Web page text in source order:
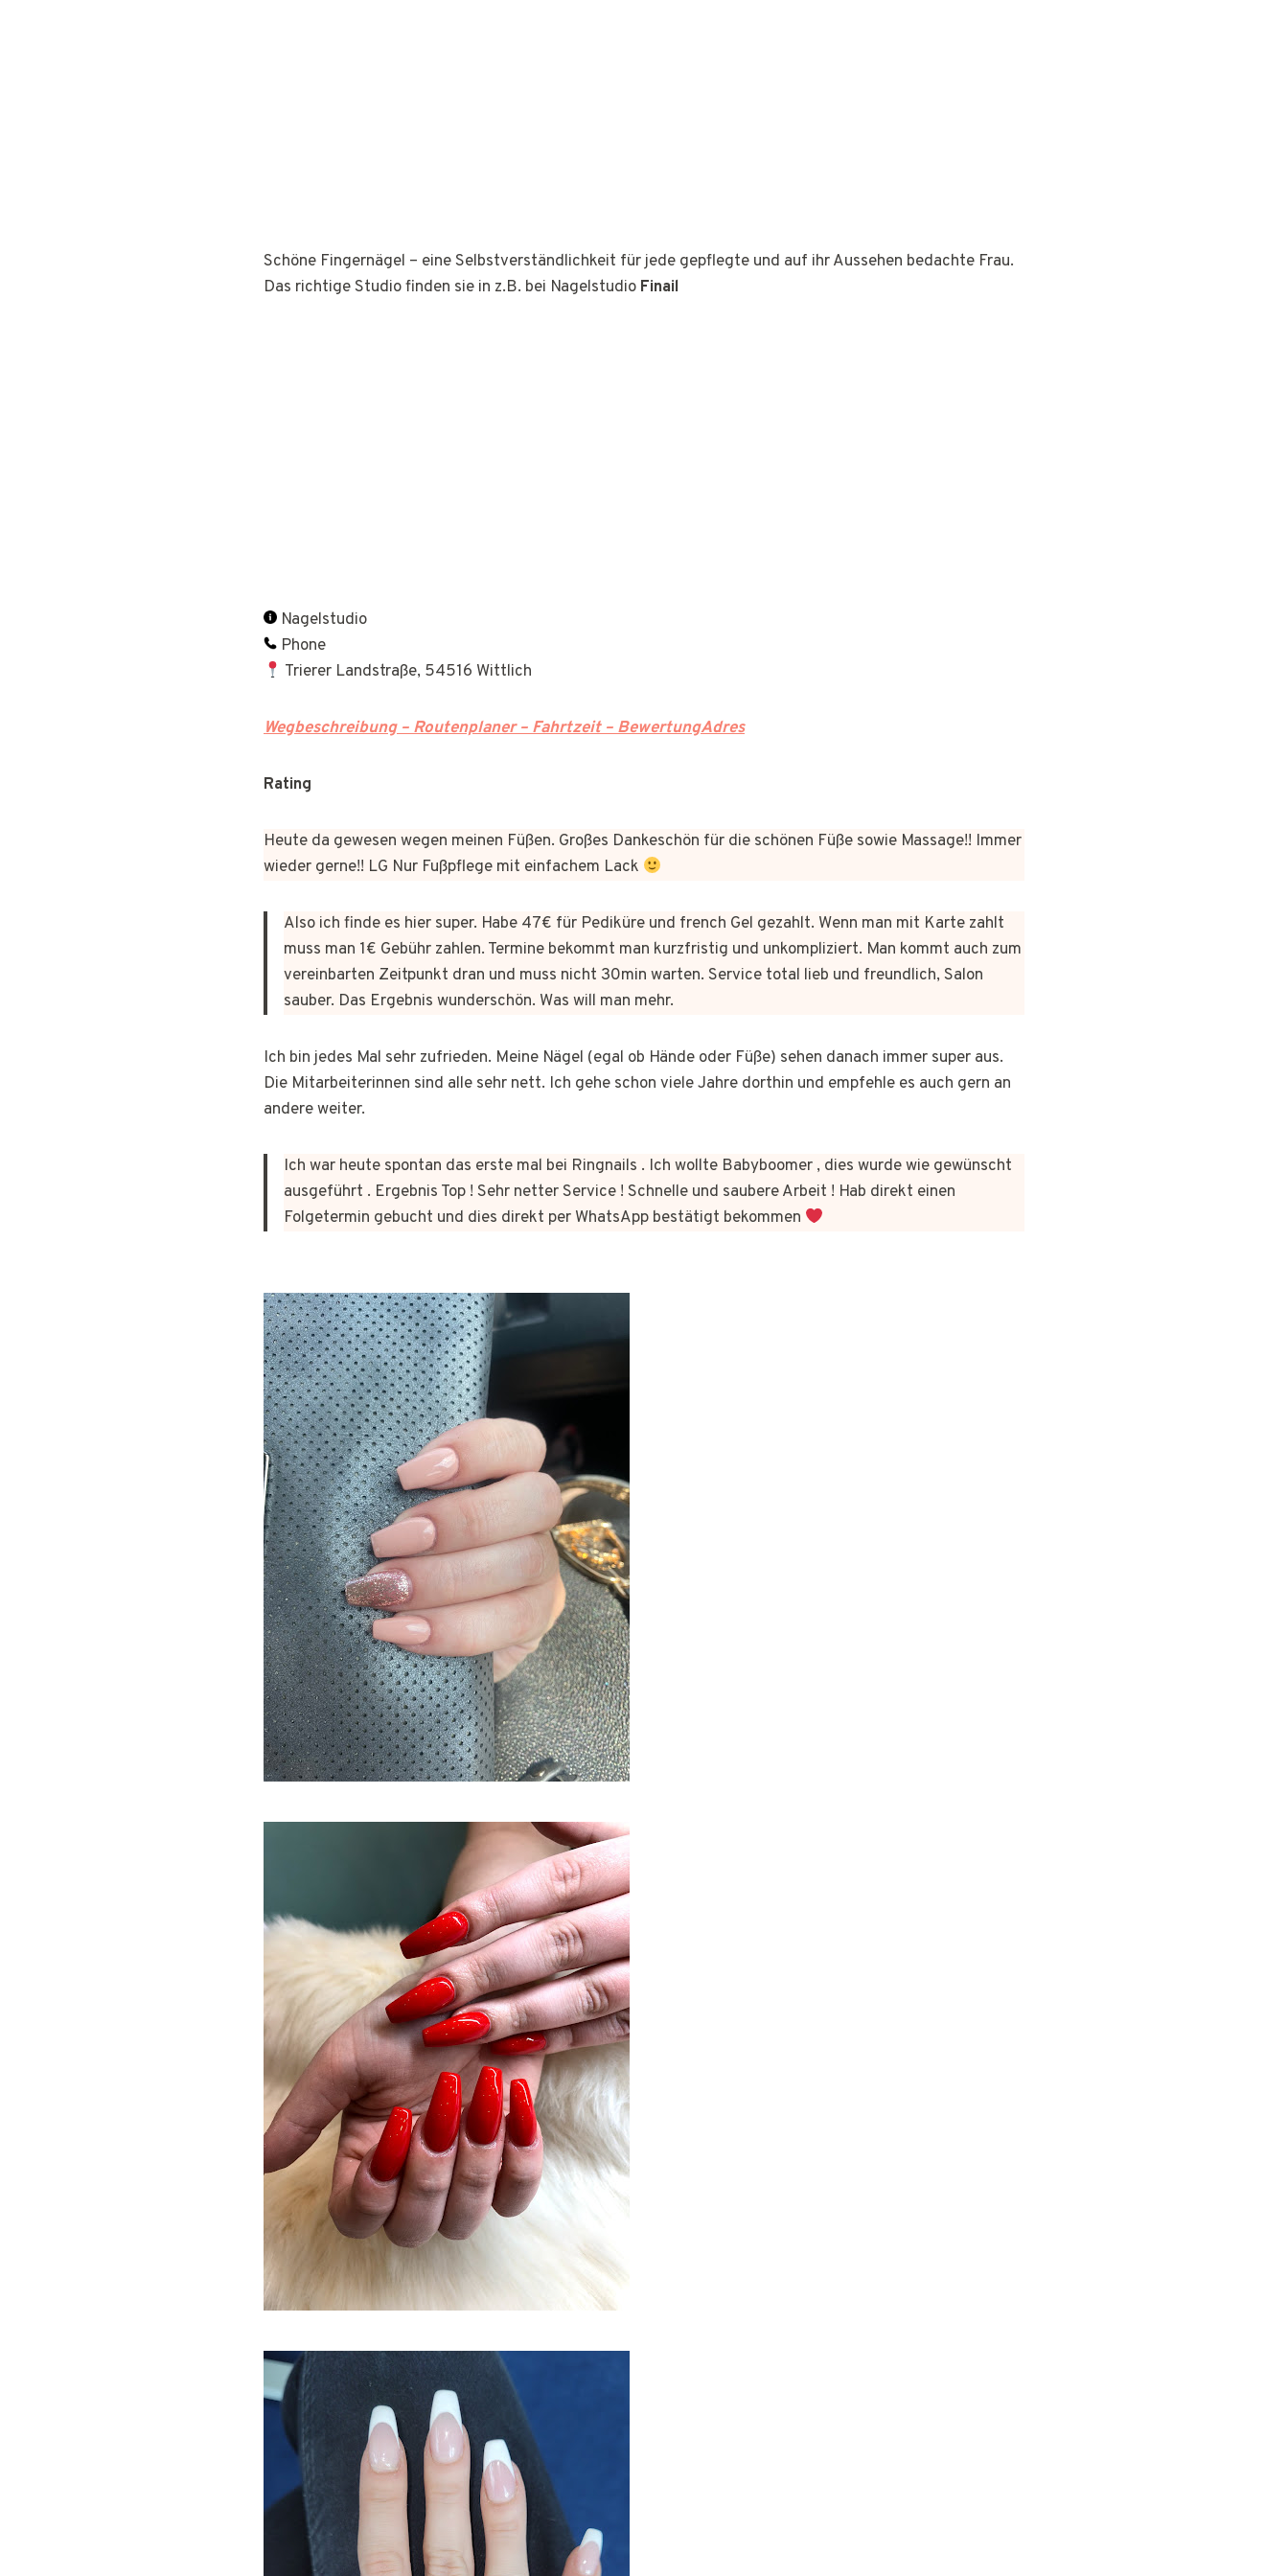
Schöne Fingernägel – eine Selbstverständlichkeit für jede gepflegte und auf ihr Aussehen bedachte Frau.
Das richtige Studio finden sie in z.B. bei Nagelstudio Finail
Nagelstudio
Phone
Trierer Landstraße, 54516 Wittlich
Wegbeschreibung – Routenplaner – Fahrtzeit – BewertungAdres
Rating
Heute da gewesen wegen meinen Füßen. Großes Dankeschön für die schönen Füße sowie Massage!! Immer
wieder gerne!! LG Nur Fußpflege mit einfachem Lack
Also ich finde es hier super. Habe 47€ für Pediküre und french Gel gezahlt. Wenn man mit Karte zahlt
muss man 1€ Gebühr zahlen. Termine bekommt man kurzfristig und unkompliziert. Man kommt auch zum
vereinbarten Zeitpunkt dran und muss nicht 30min warten. Service total lieb und freundlich, Salon
sauber. Das Ergebnis wunderschön. Was will man mehr.
Ich bin jedes Mal sehr zufrieden. Meine Nägel (egal ob Hände oder Füße) sehen danach immer super aus.
Die Mitarbeiterinnen sind alle sehr nett. Ich gehe schon viele Jahre dorthin und empfehle es auch gern an
andere weiter.
Ich war heute spontan das erste mal bei Ringnails . Ich wollte Babyboomer , dies wurde wie gewünscht
ausgeführt . Ergebnis Top ! Sehr netter Service ! Schnelle und saubere Arbeit ! Hab direkt einen
Folgetermin gebucht und dies direkt per WhatsApp bestätigt bekommen